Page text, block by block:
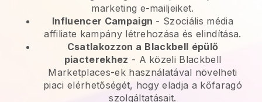
marketing e-mailjeiket.
Influencer Campaign - Szociális média
affiliate kampány létrehozása és elindítása.
Csatlakozzon a Blackbell épülő
piacterekhez - A közeli Blackbell
Marketplaces-ek használatával növelheti
piaci elérhetőségét, hogy eladja a kőfaragó
szolgáltatásait.